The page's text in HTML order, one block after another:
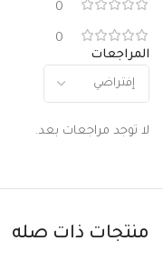
0
0
المراجعات
لا توجد مراجعات بعد.
منتجات ذات صله